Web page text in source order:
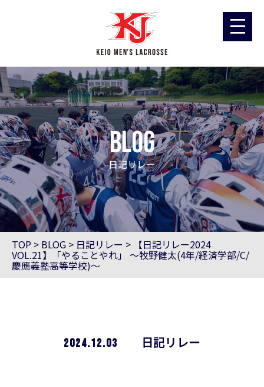
blog
日記リレー
TOP > BLOG > 日記リレー > 【日記リレー2024
VOL.21】「やることやれ」 ～牧野健太(4年/経済学部/C/
慶應義塾高等学校)～
2024.12.03 日記リレー